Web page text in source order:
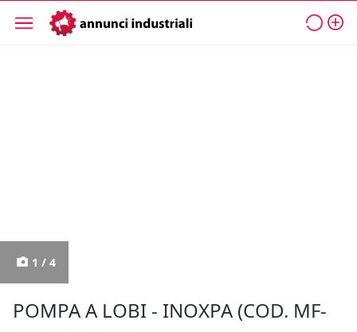
1 / 4
POMPA A LOBI - INOXPA (COD. MF-